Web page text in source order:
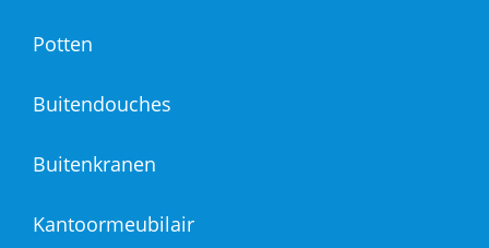
Potten
Buitendouches
Buitenkranen
Kantoormeubilair